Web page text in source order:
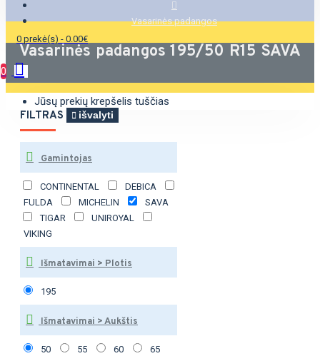
0 prekė(s) - 0.00€
0
Jūsų prekių krepšelis tuščias
Vasarinės padangos
Vasarinės padangos 195/50 R15 SAVA
FILTRAS išvalyti
Gamintojas
CONTINENTAL
DEBICA
FULDA
MICHELIN
SAVA
TIGAR
UNIROYAL
VIKING
Išmatavimai > Plotis
195
Išmatavimai > Aukštis
50 55 60 65